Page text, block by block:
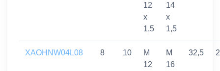
12
x
1,5
14
x
1,5
XAOHNW04L08 8 10
M
12
M
16
32,5